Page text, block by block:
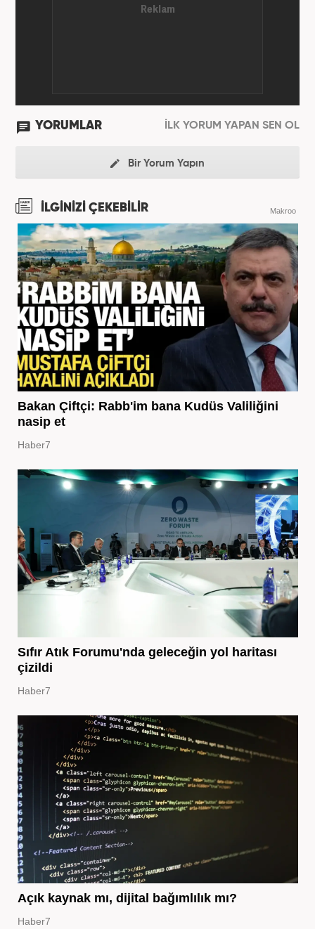
YORUMLAR İLK YORUM YAPAN SEN OL
Bir Yorum Yapın
İLGİNİZİ ÇEKEBİLİR Makroo
Bakan Çiftçi: Rabb'im bana Kudüs Valiliğini
nasip et
Haber7
Sıfır Atık Forumu'nda geleceğin yol haritası
çizildi
Haber7
Açık kaynak mı, dijital bağımlılık mı?
Haber7